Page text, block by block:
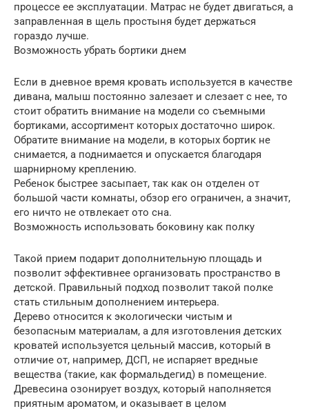
процессе ее эксплуатации. Матрас не будет двигаться, а
заправленная в щель простыня будет держаться
гораздо лучше.
Возможность убрать бортики днем
Если в дневное время кровать используется в качестве
дивана, малыш постоянно залезает и слезает с нее, то
стоит обратить внимание на модели со съемными
бортиками, ассортимент которых достаточно широк.
Обратите внимание на модели, в которых бортик не
снимается, а поднимается и опускается благодаря
шарнирному креплению.
Ребенок быстрее засыпает, так как он отделен от
большой части комнаты, обзор его ограничен, а значит,
его ничто не отвлекает ото сна.
Возможность использовать боковину как полку
Такой прием подарит дополнительную площадь и
позволит эффективнее организовать пространство в
детской. Правильный подход позволит такой полке
стать стильным дополнением интерьера.
Дерево относится к экологически чистым и
безопасным материалам, а для изготовления детских
кроватей используется цельный массив, который в
отличие от, например, ДСП, не испаряет вредные
вещества (такие, как формальдегид) в помещение.
Древесина озонирует воздух, который наполняется
приятным ароматом, и оказывает в целом